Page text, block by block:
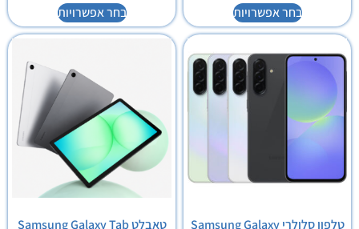
בחר אפשרויות בחר אפשרויות
טלפון סלולרי Samsung Galaxy
טאבלט Samsung Galaxy Tab